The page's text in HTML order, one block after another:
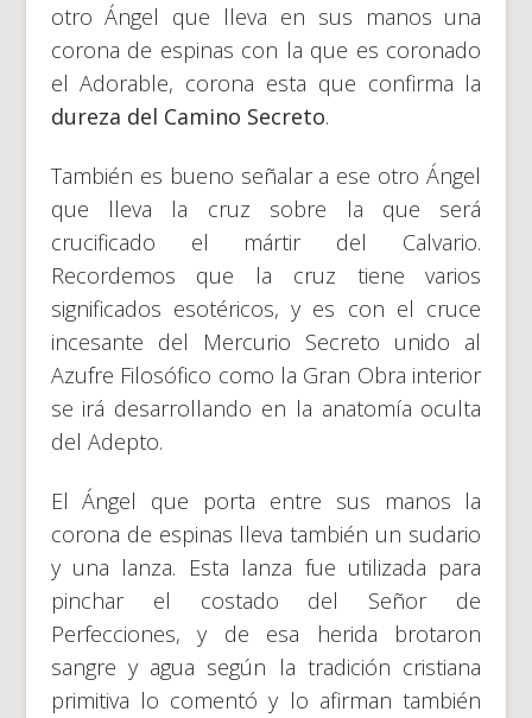
otro Ángel que lleva en sus manos una
corona de espinas con la que es coronado
el Adorable, corona esta que confirma la
dureza del Camino Secreto.
También es bueno señalar a ese otro Ángel
que lleva la cruz sobre la que será
crucificado el mártir del Calvario.
Recordemos que la cruz tiene varios
significados esotéricos, y es con el cruce
incesante del Mercurio Secreto unido al
Azufre Filosófico como la Gran Obra interior
se irá desarrollando en la anatomía oculta
del Adepto.
El Ángel que porta entre sus manos la
corona de espinas lleva también un sudario
y una lanza. Esta lanza fue utilizada para
pinchar el costado del Señor de
Perfecciones, y de esa herida brotaron
sangre y agua según la tradición cristiana
primitiva lo comentó y lo afirman también